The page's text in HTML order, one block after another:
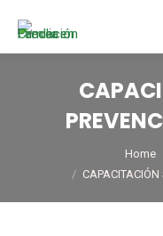
Home